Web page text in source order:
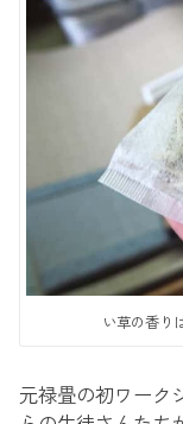
い草の香り
元禄畳の初ワーク